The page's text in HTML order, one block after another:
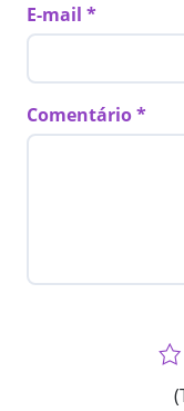
E-mail
Comentário